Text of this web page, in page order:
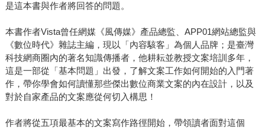
是這本書與作者將回答的問題。
本書作者Vista曾任網媒《風傳媒》產品總監、APP01網站總監與
《數位時代》雜誌主編，現以「內容駭客」為個人品牌；是臺灣
科技網商圈內的著名知識傳播者，他耕耘並教授文案培訓多年，
這是一部從「基本問題」出發，了解文案工作如何開始的入門著
作，帶你學會如何讀懂那些傑出數位商業文案的內在設計，以及
對於自家產品的文案應從何切入構思！
作者將從五項最基本的文案寫作路徑開始，帶領讀者面對這個